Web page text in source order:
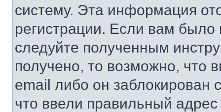
систему. Эта информация
регистрации. Если вам
следуйте полученным
получено, то возможно, что
email либо он
что ввели правильный адрес